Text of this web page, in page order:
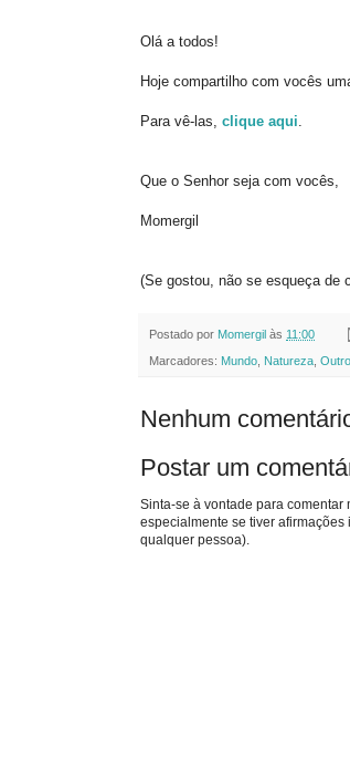
Olá a todos!
Hoje compartilho com vocês
Para vê-las, clique aqui
Que o Senhor seja com vocês,
Momergil
(Se gostou, não se esqueça de
Postado por Momergil às 11:00
Marcadores: Mundo Natureza
Nenhum
Postar um
Sinta-se à vontade para
especialmente se tiver
qualquer pessoa).